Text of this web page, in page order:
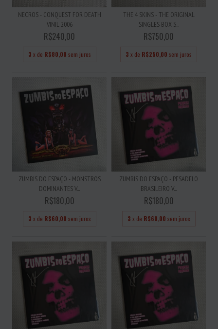
NECROS - CONQUEST FOR DEATH
VINIL 2006
R$240,00
3 x de R$80,00 sem juros
THE 4 SKINS - THE ORIGINAL
SINGLES BOX S...
R$750,00
3 x de R$250,00 sem juros
ZUMBIS DO ESPAÇO - MONSTROS
DOMINANTES V...
R$180,00
3 x de R$60,00 sem juros
ZUMBIS DO ESPAÇO - PESADELO
BRASILEIRO V...
R$180,00
3 x de R$60,00 sem juros